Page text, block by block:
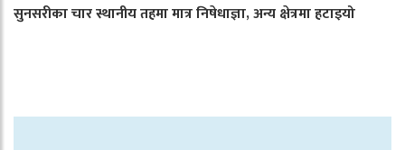
सुनसरीका चार स्थानीय तहमा मात्र निषेधाज्ञा, अन्य क्षेत्रमा हटाइयो